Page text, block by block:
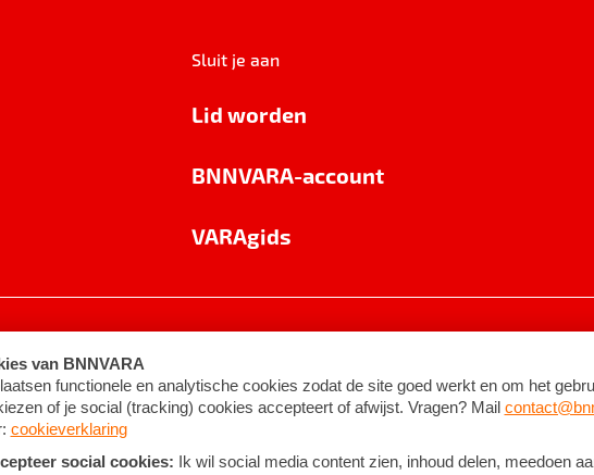
Sluit je aan
Lid worden
BNNVARA-account
VARAgids
Algemene voorwaarden ©2026BNNVARA